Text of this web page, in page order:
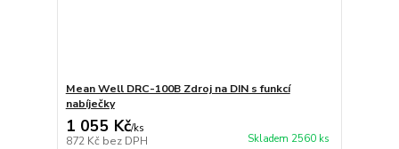
Mean Well DRC-100B Zdroj na DIN s funkcí
nabíječky
1 055 Kč/ks
872 Kč bez DPH Skladem 2560 ks